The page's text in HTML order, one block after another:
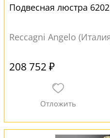
Подвесная люстра
Reccagni Angelo
208 752 ₽